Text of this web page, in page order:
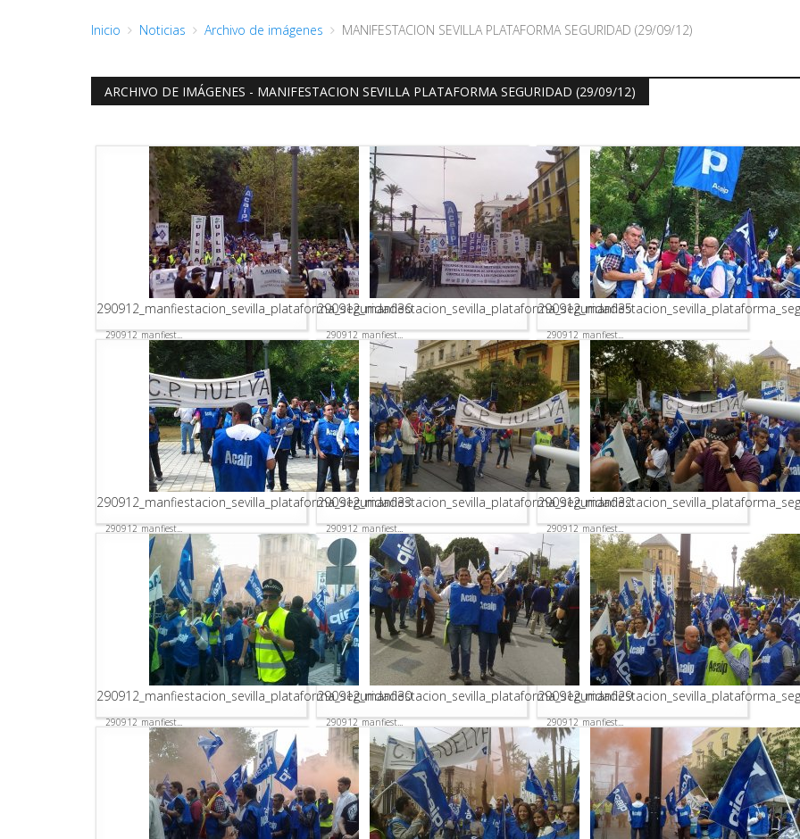
Inicio Noticias Archivo de imágenes MANIFESTACION SEVILLA PLATAFORMA SEGURIDAD (29/09/12)
ARCHIVO DE IMÁGENES - MANIFESTACION SEVILLA PLATAFORMA SEGURIDAD (29/09/12)
290912_manfiestacion_sevilla_plataforma_seguridad36
290912_manfiest...
290912_manfiestacion_sevilla_plataforma_seguridad35
290912_manfiest... 290912_manfiest...
290912_manfiestacion_sevilla_plataforma_seguridad33
290912_manfiest...
290912_manfiestacion_sevilla_plataforma_seguridad32
290912_manfiest... 290912_manfiest...
290912_manfiestacion_sevilla_plataforma_seguridad30
290912_manfiest...
290912_manfiestacion_sevilla_plataforma_seguridad29
290912_manfiest... 290912_manfiest...